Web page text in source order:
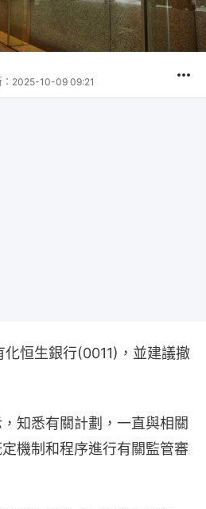
2025-10-09 09:21
恒生銀行(0011)，並建議撤
知悉有關計劃，一直與相關
機制和程序進行有關監管審